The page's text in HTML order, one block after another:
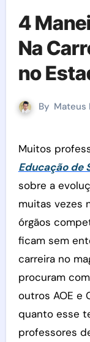
4
Na
no
By Mateus
Muitos
Educação de
sobre a
muitas vezes
órgãos
ficam sem
carreira no
procuram
outros AOE e
quanto esse
professores